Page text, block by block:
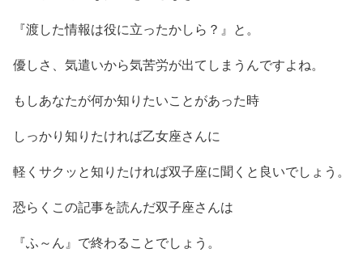
『渡した情報は役に立ったかしら？』と。
優しさ、気遣いから気苦労が出てしまうんですよね。
もしあなたが何か知りたいことがあった時
しっかり知りたければ乙女座さんに
軽くサクッと知りたければ双子座に聞くと良いでしょう。
恐らくこの記事を読んだ双子座さんは
『ふ～ん』で終わることでしょう。